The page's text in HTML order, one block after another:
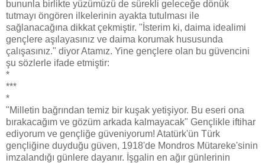
bununla birlikte yüzümüzü de sürekli geleceğe dönük
tutmayı öngören ilkelerinin ayakta tutulması ile
sağlanacağına dikkat çekmiştir. "İsterim ki, daima idealimi
gençlere aşılayasınız ve daima korumak hususunda
çalışasınız." diyor Atamız. Yine gençlere olan bu güvencini
şu sözlerle ifade etmiştir:
*
***
*
"Milletin bağrından temiz bir kuşak yetişiyor. Bu eseri ona
bırakacağım ve gözüm arkada kalmayacak" Gençlikle iftihar
ediyorum ve gençliğe güveniyorum! Atatürk'ün Türk
gençliğine duyduğu güven, 1918'de Mondros Mütareke'sinin
imzalandığı günlere dayanır. İşgalin en ağır günlerinin